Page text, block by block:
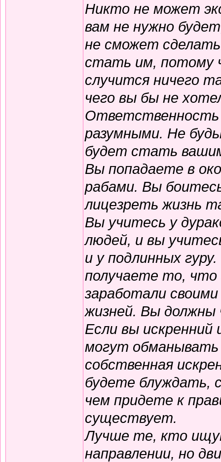
Никто не может
вам не нужно
не сможет
стать им, потому
случится ничего
чего вы бы не
Ответственность
разумными. Не
будет стать
Вы попадаете в
рабами. Вы
лицезреть жизнь
Вы учитесь у
людей, и вы
и у подлинных
получаете то,
заработали
жизней. Вы должны
Если вы искренний
могут
собственная
будете блуждать,
чем придете к
существует.
Лучше те, кто
направлении, но